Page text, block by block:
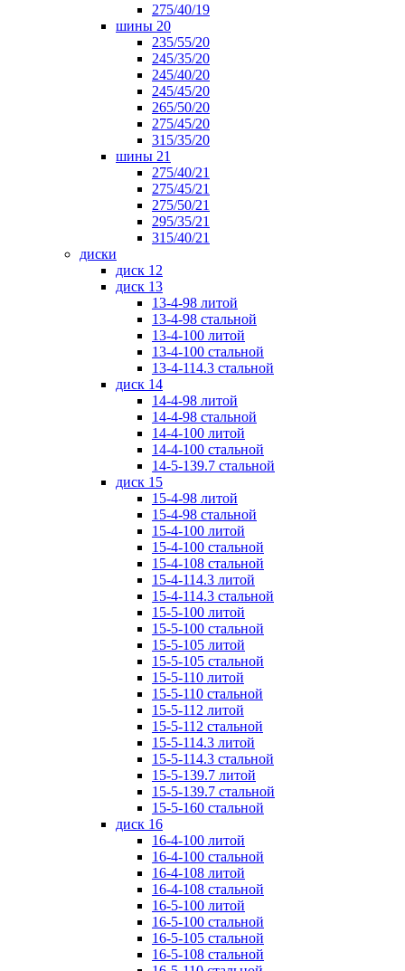
275/40/19
шины 20
235/55/20
245/35/20
245/40/20
245/45/20
265/50/20
275/45/20
315/35/20
шины 21
275/40/21
275/45/21
275/50/21
295/35/21
315/40/21
диски
диск 12
диск 13
13-4-98 литой
13-4-98 стальной
13-4-100 литой
13-4-100 стальной
13-4-114.3 стальной
диск 14
14-4-98 литой
14-4-98 стальной
14-4-100 литой
14-4-100 стальной
14-5-139.7 стальной
диск 15
15-4-98 литой
15-4-98 стальной
15-4-100 литой
15-4-100 стальной
15-4-108 стальной
15-4-114.3 литой
15-4-114.3 стальной
15-5-100 литой
15-5-100 стальной
15-5-105 литой
15-5-105 стальной
15-5-110 литой
15-5-110 стальной
15-5-112 литой
15-5-112 стальной
15-5-114.3 литой
15-5-114.3 стальной
15-5-139.7 литой
15-5-139.7 стальной
15-5-160 стальной
диск 16
16-4-100 литой
16-4-100 стальной
16-4-108 литой
16-4-108 стальной
16-5-100 литой
16-5-100 стальной
16-5-105 стальной
16-5-108 стальной